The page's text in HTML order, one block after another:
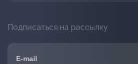
Подписаться на рассылку